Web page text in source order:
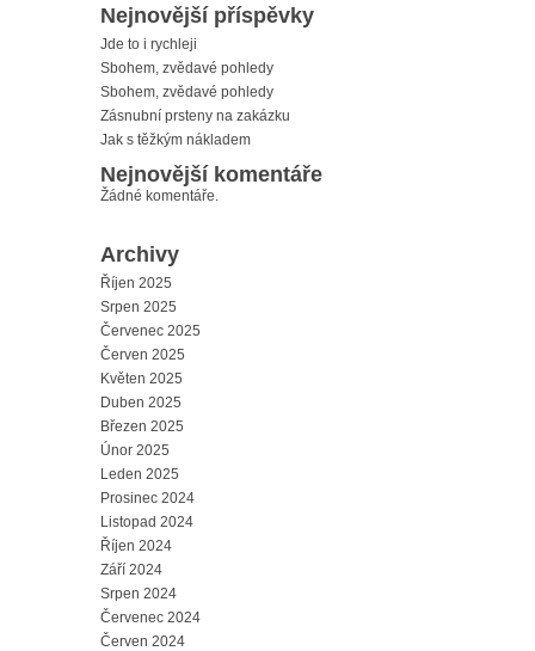
Nejnovější příspěvky
Jde to i rychleji
Sbohem, zvědavé pohledy
Sbohem, zvědavé pohledy
Zásnubní prsteny na zakázku
Jak s těžkým nákladem
Nejnovější komentáře
Žádné komentáře.
Archivy
Říjen 2025
Srpen 2025
Červenec 2025
Červen 2025
Květen 2025
Duben 2025
Březen 2025
Únor 2025
Leden 2025
Prosinec 2024
Listopad 2024
Říjen 2024
Září 2024
Srpen 2024
Červenec 2024
Červen 2024